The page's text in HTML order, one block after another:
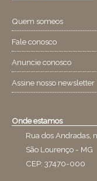
Quem someos
Fale conosco
Anuncie conosco
Assine nosso newsletter
Onde estamos
Rua dos Andradas,
São Lourenço - MG
CEP: 37470-000